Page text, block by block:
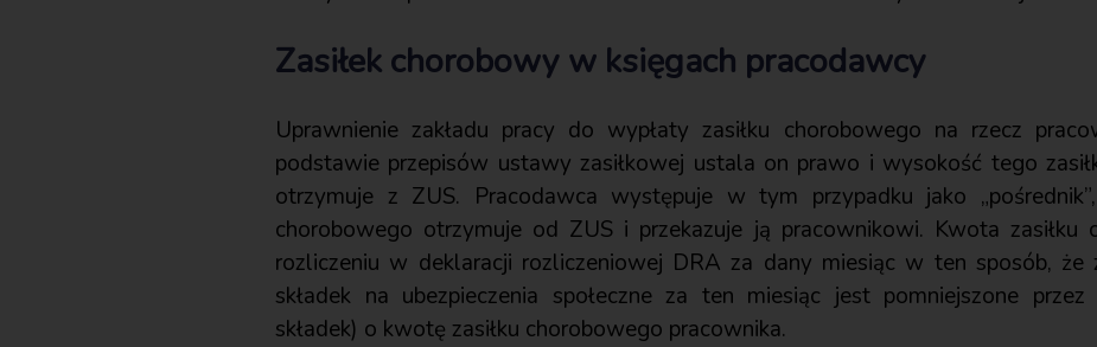
Zasiłek chorobowy w księgach pracodawcy
Uprawnienie zakładu pracy do wypłaty zasiłku chorobowego na rzecz
podstawie przepisów ustawy zasiłkowej ustala on prawo i wysokość tego
otrzymuje z ZUS. Pracodawca występuje w tym przypadku jako
chorobowego otrzymuje od ZUS i przekazuje ją pracownikowi. Kwota zasiłku
rozliczeniu w deklaracji rozliczeniowej DRA za dany miesiąc w ten sposób, że
składek na ubezpieczenia społeczne za ten miesiąc jest pomniejszone przez
składek) o kwotę zasiłku chorobowego pracownika.